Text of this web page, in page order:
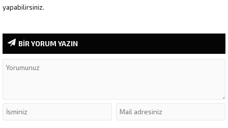
yapabilirsiniz.
BİR YORUM YAZIN